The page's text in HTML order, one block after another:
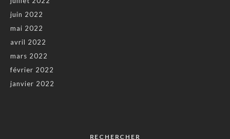
juin 2022
mai 2022
avril 2022
mars 2022
février 2022
janvier 2022
RECHERCHER